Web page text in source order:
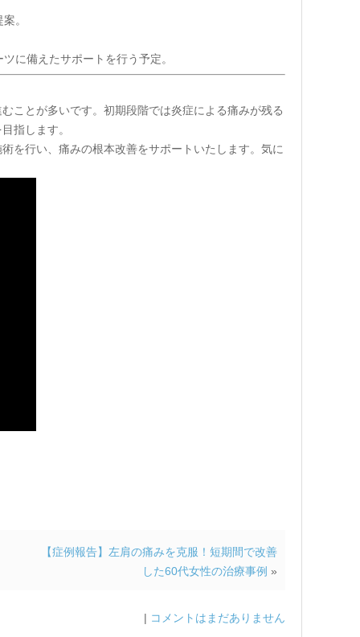
。
に備えたサポートを行う予定。
ことが多いです。初期段階では炎症による痛みが残る
指します。
を行い、痛みの根本改善をサポートいたします。気に
【症例報告】左肩の痛みを克服！短期間で改善
した60代女性の治療事例 »
| コメントはまだありません